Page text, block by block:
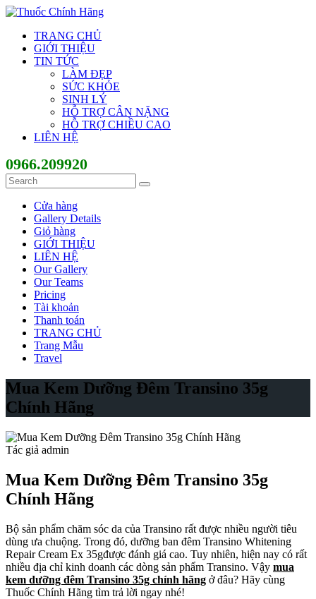
TRANG CHỦ
GIỚI THIỆU
TIN TỨC
LÀM ĐẸP
SỨC KHỎE
SINH LÝ
HỖ TRỢ CÂN NẶNG
HỖ TRỢ CHIỀU CAO
LIÊN HỆ
0966.209920
Cửa hàng
Gallery Details
Giỏ hàng
GIỚI THIỆU
LIÊN HỆ
Our Gallery
Our Teams
Pricing
Tài khoản
Thanh toán
TRANG CHỦ
Trang Mẫu
Travel
Mua Kem Dưỡng Đêm Transino 35g
Chính Hãng
Tác giả admin
Mua Kem Dưỡng Đêm Transino 35g
Chính Hãng
Bộ sản phẩm chăm sóc da của Transino rất được nhiều người tiêu
dùng ưa chuộng. Trong đó, dưỡng ban đêm Transino Whitening
Repair Cream Ex 35gđược đánh giá cao. Tuy nhiên, hiện nay có rất
nhiều địa chỉ kinh doanh các dòng sản phẩm Transino. Vậy mua
kem dưỡng đêm Transino 35g chính hãng ở đâu? Hãy cùng
Thuốc Chính Hãng tìm trả lời ngay nhé!